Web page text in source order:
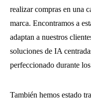
realizar compras en una
marca. Encontramos a
adaptan a nuestros
soluciones de IA
perfeccionado durante
También hemos estado